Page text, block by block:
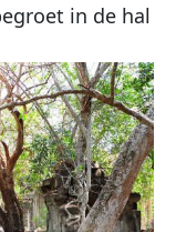
in de hal